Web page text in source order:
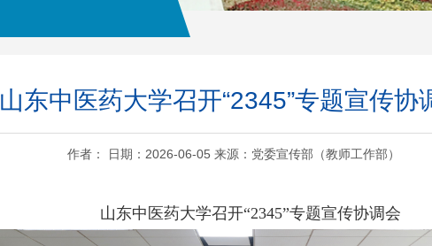
山东中医药大学召开“2345”专题宣传协
作者： 日期：2026-06-05 来源：党委宣传部（教师工作部）
山东中医药大学召开“2345”专题宣传协调会